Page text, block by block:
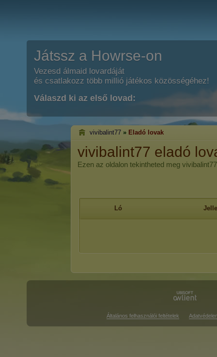
Játssz a Howrse-on
Vezesd álmaid lovardáját
és csatlakozz több millió játékos közösségéhez!
Válaszd ki az első lovad:
vivibalint77 » Eladó lovak
vivibalint77 eladó
Ezen az oldalon tekintheted meg
Ló
Általános felhasználói feltételek